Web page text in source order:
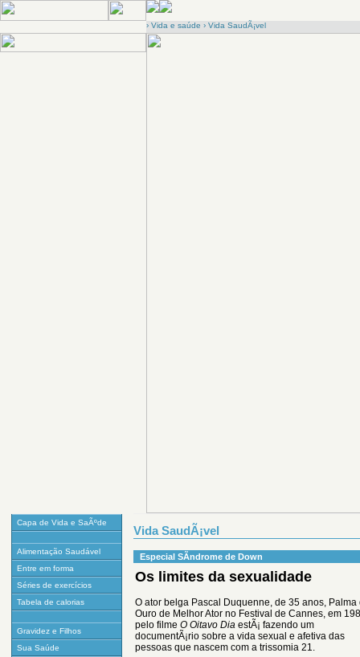
› Vida e saúde › Vida SaudÃ¡vel
Capa de Vida e SaÃºde
Alimentação Saudável
Entre em forma
Séries de exercícios
Tabela de calorias
Gravidez e Filhos
Sua Saúde
Vida SaudÃ¡vel
Especial SÃ­ndrome de Down
Os limites da sexualidade
O ator belga Pascal Duquenne, de 35 anos, Palma
Ouro de Melhor Ator no Festival de Cannes, em
pelo filme O Oitavo Dia estÃ¡ fazendo um
documentÃ¡rio sobre a vida sexual e afetiva das
pessoas que nascem com a trissomia 21.